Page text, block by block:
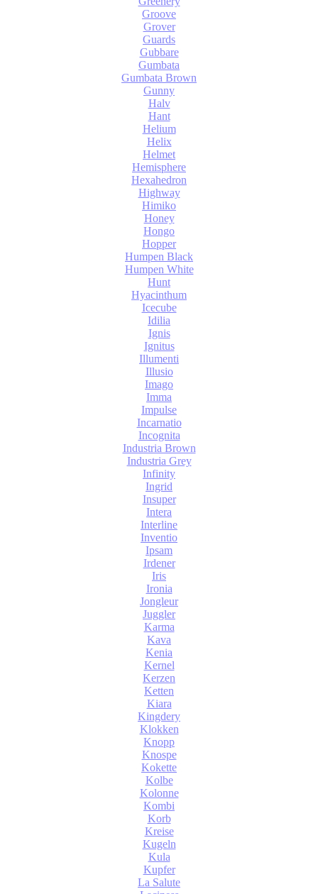
Groove
Grover
Guards
Gubbare
Gumbata
Gumbata Brown
Gunny
Halv
Hant
Helium
Helix
Helmet
Hemisphere
Hexahedron
Highway
Himiko
Honey
Hongo
Hopper
Humpen Black
Humpen White
Hunt
Hyacinthum
Icecube
Idilia
Ignis
Ignitus
Illumenti
Illusio
Imago
Imma
Impulse
Incarnatio
Incognita
Industria Brown
Industria Grey
Infinity
Ingrid
Insuper
Intera
Interline
Inventio
Ipsam
Irdener
Iris
Ironia
Jongleur
Juggler
Karma
Kava
Kenia
Kernel
Kerzen
Ketten
Kiara
Kingdery
Klokken
Knopp
Knospe
Kokette
Kolbe
Kolonne
Kombi
Korb
Kreise
Kugeln
Kula
Kupfer
La Salute